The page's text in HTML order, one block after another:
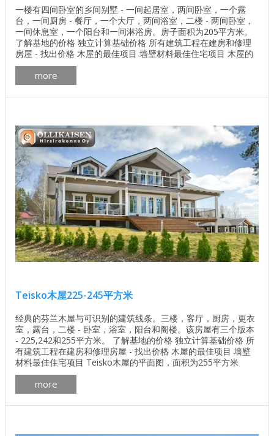
一楼有四间卧室的乡间别墅 - 一间起居室，两间卧室，一个露
台，一间厨房 - 餐厅，一个大厅，两间浴室，二楼 - 两间卧室，
一间休息室，一个阳台和一间淋浴房。房子面积为205平方米。
了解基地的价格 独立计算基础价格 所有建筑工程在建房和修理
房屋 - 找出价格 木屋的最佳项目 墙壁材料最佳住宅项目 木屋的
平面图，面积为205m²Terälahti 芬兰房子Terälahti门面的计划 ...
more
Teisko木屋225-245平方米
经典的芬兰木屋与可识别的建筑线条。三楼，客厅，厨房，更衣
室，露台，二楼 - 卧室，浴室，阳台和阁楼。该房屋有三个版本
- 225,242和255平方米。 了解基地的价格 独立计算基础价格 所
有建筑工程在建房和修理房屋 - 找出价格 木屋的最佳项目 墙壁
材料最佳住宅项目 Teisko木屋的平面图，面积为255平方米
Teisko木屋的平面图，面积为242平方米 平面图为225平方米的
Teisko木屋 芬兰房子Teisko内部的几张照片 ...
more